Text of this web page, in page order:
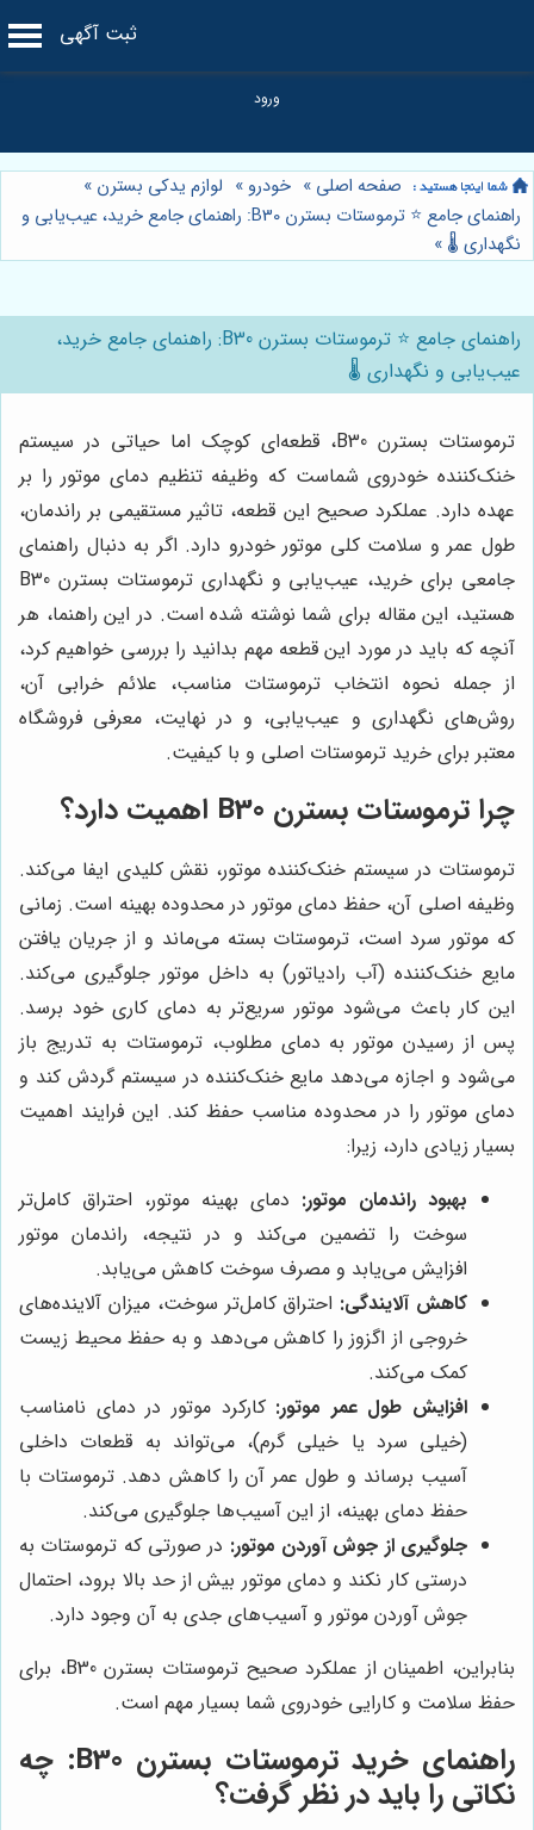
ثبت آگهی
صفحه اصلی » خودرو » لوازم یدکی بسترن »
راهنمای جامع ⭐️ ترموستات بسترن B30: راهنمای جامع خرید، عیب‌یابی و
نگهداری 🌡️ »
راهنمای جامع ⭐️ ترموستات بسترن B30: راهنمای جامع خرید،
عیب‌یابی و نگهداری 🌡️
ترموستات بسترن B30، قطعه‌ای کوچک اما حیاتی در سیستم
خنک‌کننده خودروی شماست که وظیفه تنظیم دمای موتور را بر
عهده دارد. عملکرد صحیح این قطعه، تاثیر مستقیمی بر راندمان،
طول عمر و سلامت کلی موتور خودرو دارد. اگر به دنبال راهنمای
جامعی برای خرید، عیب‌یابی و نگهداری ترموستات بسترن B30
هستید، این مقاله برای شما نوشته شده است. در این راهنما، هر
آنچه که باید در مورد این قطعه مهم بدانید را بررسی خواهیم کرد،
از جمله نحوه انتخاب ترموستات مناسب، علائم خرابی آن،
روش‌های نگهداری و عیب‌یابی، و در نهایت، معرفی فروشگاه
معتبر برای خرید ترموستات اصلی و با کیفیت.
چرا ترموستات بسترن B30 اهمیت دارد؟
ترموستات در سیستم خنک‌کننده موتور، نقش کلیدی ایفا می‌کند.
وظیفه اصلی آن، حفظ دمای موتور در محدوده بهینه است. زمانی
که موتور سرد است، ترموستات بسته می‌ماند و از جریان یافتن
مایع خنک‌کننده (آب رادیاتور) به داخل موتور جلوگیری می‌کند.
این کار باعث می‌شود موتور سریع‌تر به دمای کاری خود برسد.
پس از رسیدن موتور به دمای مطلوب، ترموستات به تدریج باز
می‌شود و اجازه می‌دهد مایع خنک‌کننده در سیستم گردش کند و
دمای موتور را در محدوده مناسب حفظ کند. این فرایند اهمیت
بسیار زیادی دارد، زیرا:
بهبود راندمان موتور: دمای بهینه موتور، احتراق کامل‌تر
سوخت را تضمین می‌کند و در نتیجه، راندمان موتور
افزایش می‌یابد و مصرف سوخت کاهش می‌یابد.
کاهش آلایندگی: احتراق کامل‌تر سوخت، میزان آلاینده‌های
خروجی از اگزوز را کاهش می‌دهد و به حفظ محیط زیست
کمک می‌کند.
افزایش طول عمر موتور: کارکرد موتور در دمای نامناسب
(خیلی سرد یا خیلی گرم)، می‌تواند به قطعات داخلی
آسیب برساند و طول عمر آن را کاهش دهد. ترموستات با
حفظ دمای بهینه، از این آسیب‌ها جلوگیری می‌کند.
جلوگیری از جوش آوردن موتور: در صورتی که ترموستات به
درستی کار نکند و دمای موتور بیش از حد بالا برود، احتمال
جوش آوردن موتور و آسیب‌های جدی به آن وجود دارد.
بنابراین، اطمینان از عملکرد صحیح ترموستات بسترن B30، برای
حفظ سلامت و کارایی خودروی شما بسیار مهم است.
راهنمای خرید ترموستات بسترن B30: چه
نکاتی را باید در نظر گرفت؟